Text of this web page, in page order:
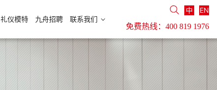
礼仪模特 九舟招聘 联系我们
中 EN
免费热线： 400 819 1976